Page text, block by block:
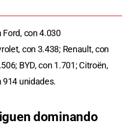
con 4.030
con 3.438; Renault, con
BYD, con 1.701; Citroën,
914 unidades.
dominando